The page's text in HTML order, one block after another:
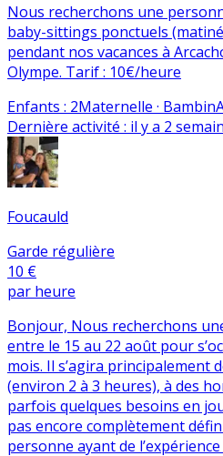
Nous recherchons une
baby-sittings ponctuels
pendant nos vacances à
Olympe. Tarif : 10€/heure
Enfants : 2Maternelle · Bambin
Dernière activité : il y a 2
Foucauld
Garde régulière
10 €
par heure
Bonjour, Nous recherchons
entre le 15 au 22 août pour
mois. Il s’agira principalement
(environ 2 à 3 heures), à des
parfois quelques besoins en
pas encore complètement
personne ayant de